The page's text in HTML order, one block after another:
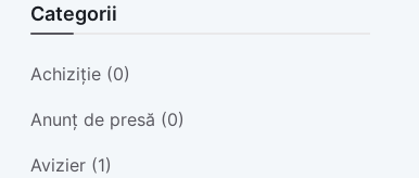
Categorii
Achiziție (0)
Anunț de presă (0)
Avizier (1)